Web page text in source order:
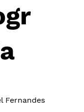
Fernandes